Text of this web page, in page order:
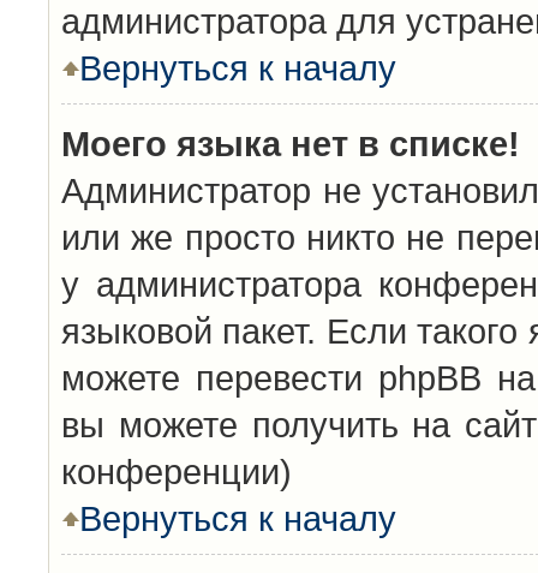
администратора для
Вернуться к началу
Моего языка нет в списке!
Администратор не
или же просто никто не
у администратора
языковой пакет. Если
можете перевести phpBB
вы можете получить на
конференции)
Вернуться к началу